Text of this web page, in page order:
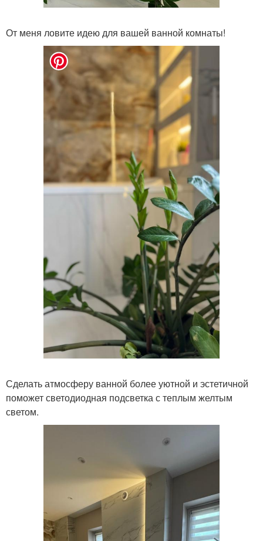
От меня ловите идею для вашей ванной комнаты!
Сделать атмосферу ванной более уютной и эстетичной
поможет светодиодная подсветка с теплым желтым
светом.